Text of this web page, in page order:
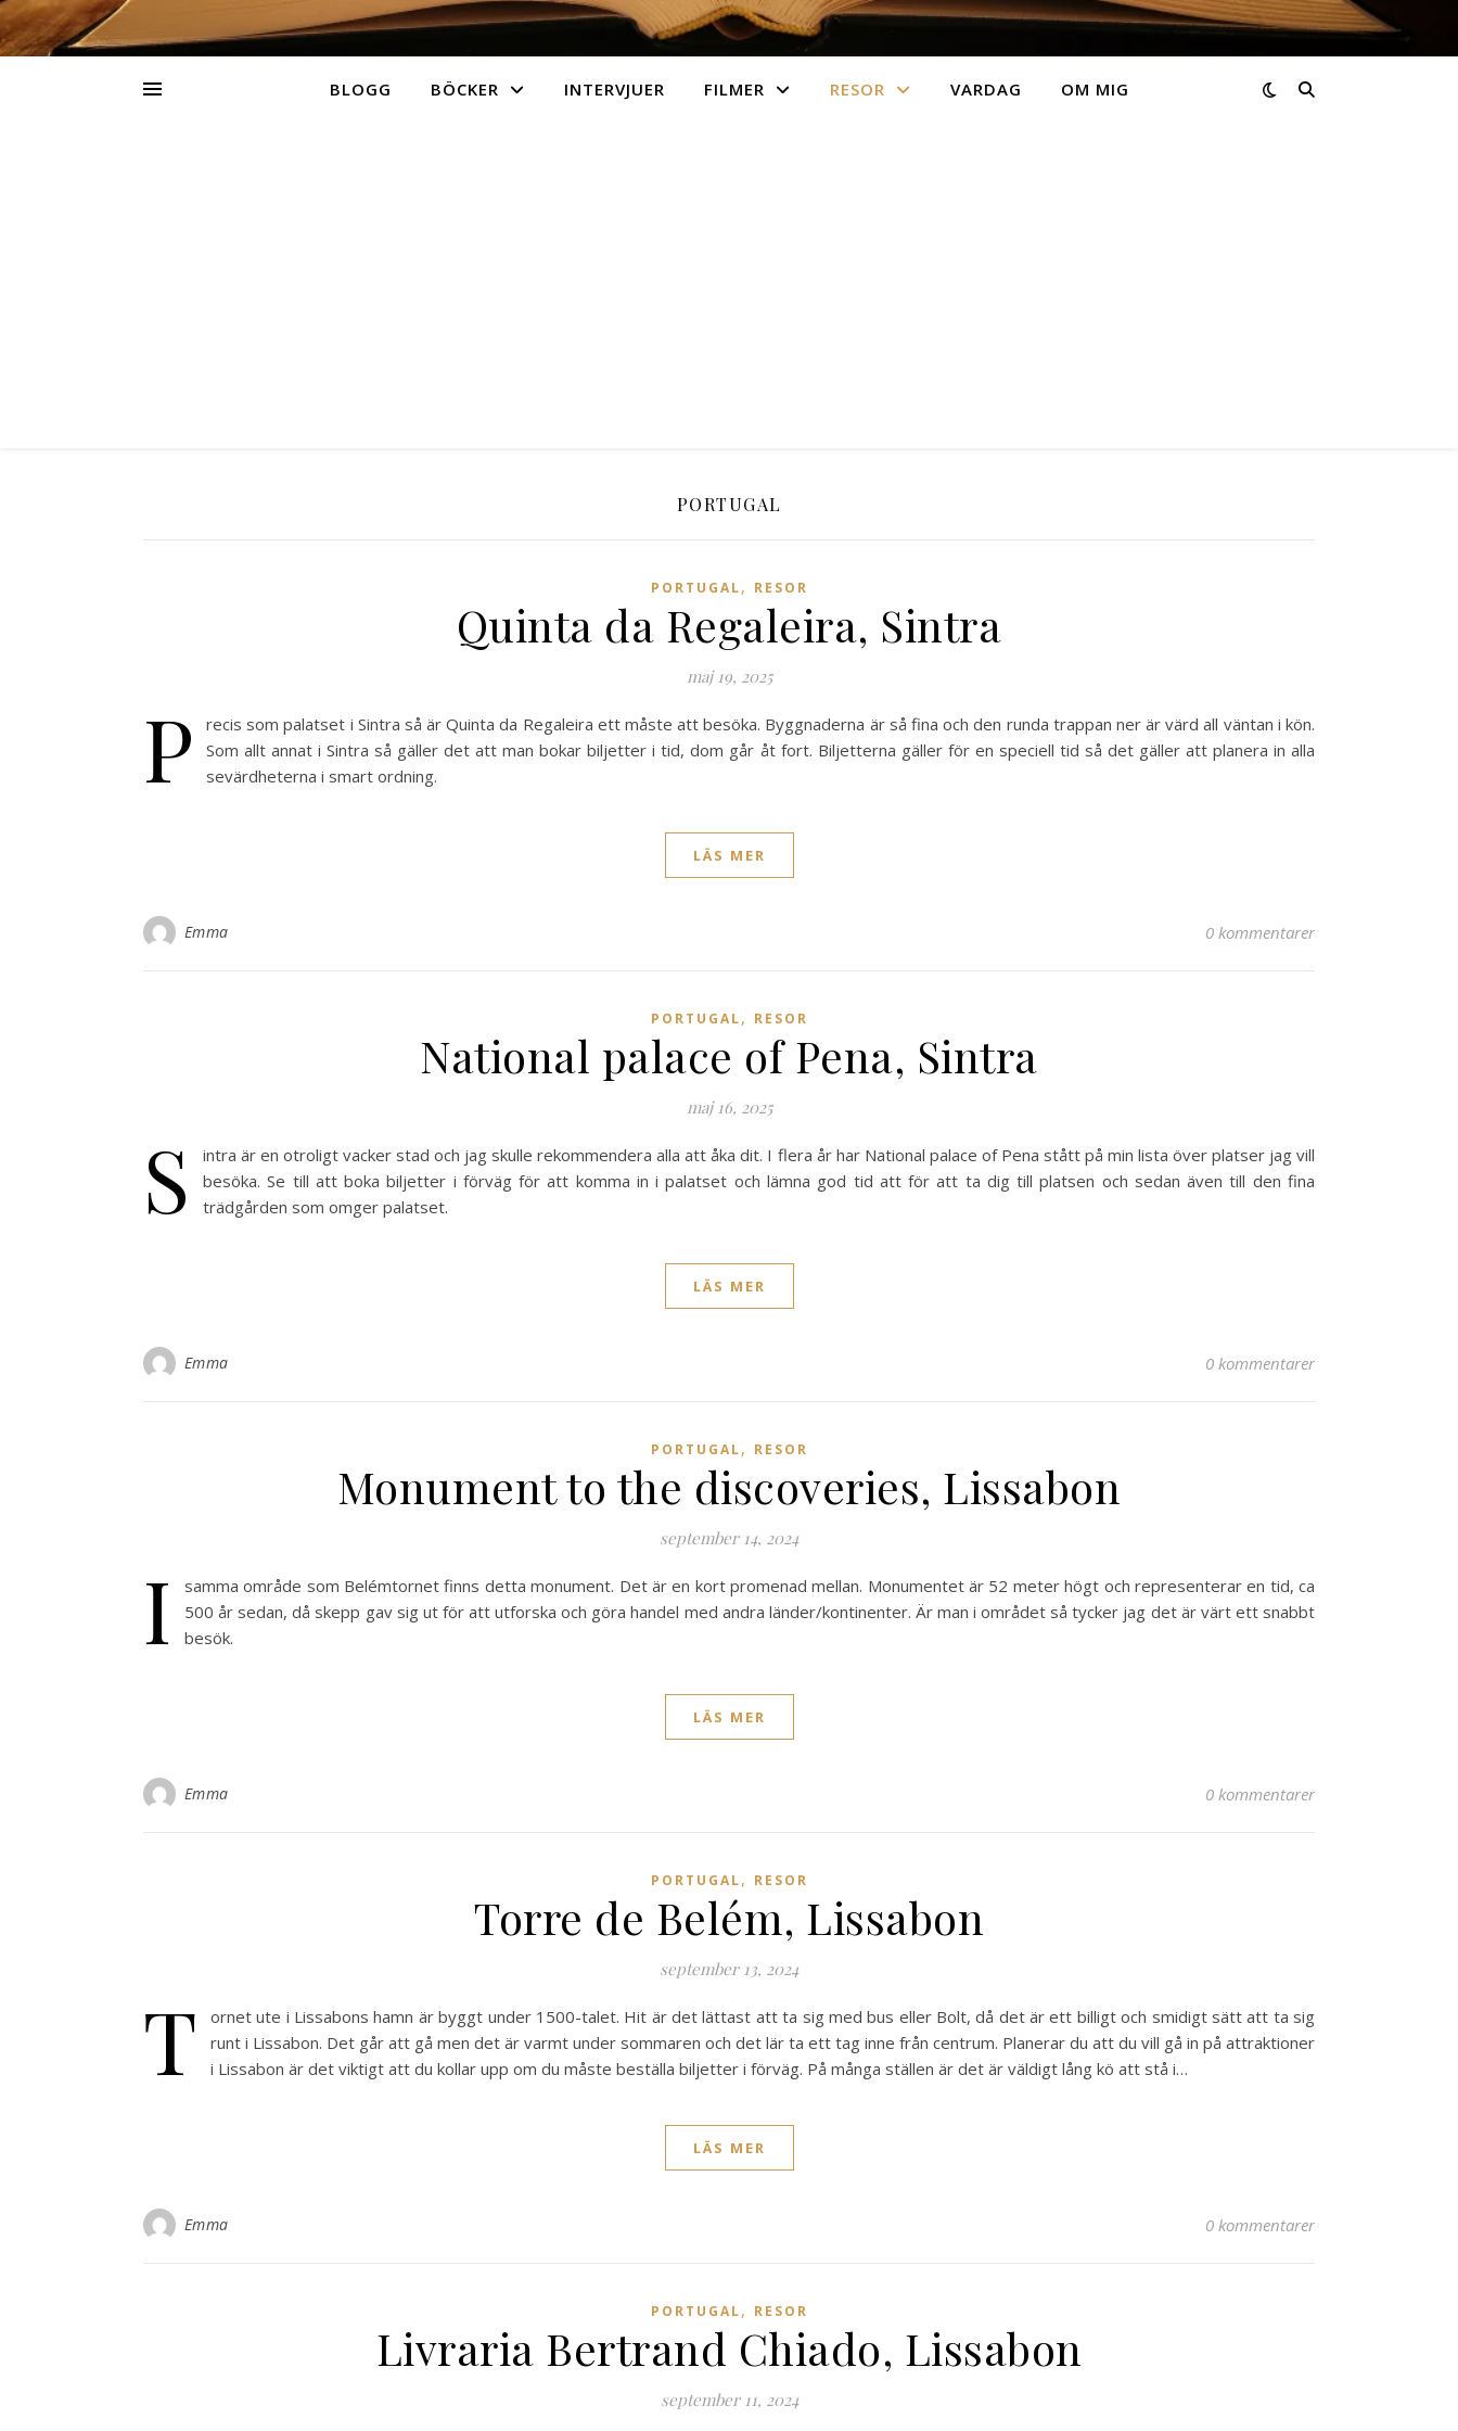
BLOGG BÖCKER INTERVJUER FILMER RESOR VARDAG OM MIG
PORTUGAL
PORTUGAL, RESOR
Quinta da Regaleira, Sintra
maj 19, 2025
P
recis som palatset i Sintra så är Quinta da Regaleira ett måste att besöka. Byggnaderna är så fina och den runda trappan ner är värd all väntan i kön.
Som allt annat i Sintra så gäller det att man bokar biljetter i tid, dom går åt fort. Biljetterna gäller för en speciell tid så det gäller att planera in alla
sevärdheterna i smart ordning.
LÄS MER
Emma 0 kommentarer
PORTUGAL, RESOR
National palace of Pena, Sintra
maj 16, 2025
S
intra är en otroligt vacker stad och jag skulle rekommendera alla att åka dit. I flera år har National palace of Pena stått på min lista över platser jag vill
besöka. Se till att boka biljetter i förväg för att komma in i palatset och lämna god tid att för att ta dig till platsen och sedan även till den fina
trädgården som omger palatset.
LÄS MER
Emma 0 kommentarer
PORTUGAL, RESOR
Monument to the discoveries, Lissabon
september 14, 2024
I
samma område som Belémtornet finns detta monument. Det är en kort promenad mellan. Monumentet är 52 meter högt och representerar en tid, ca
500 år sedan, då skepp gav sig ut för att utforska och göra handel med andra länder/kontinenter. Är man i området så tycker jag det är värt ett snabbt
besök.
LÄS MER
Emma 0 kommentarer
PORTUGAL, RESOR
Torre de Belém, Lissabon
september 13, 2024
T
ornet ute i Lissabons hamn är byggt under 1500-talet. Hit är det lättast att ta sig med bus eller Bolt, då det är ett billigt och smidigt sätt att ta sig
runt i Lissabon. Det går att gå men det är varmt under sommaren och det lär ta ett tag inne från centrum. Planerar du att du vill gå in på attraktioner
i Lissabon är det viktigt att du kollar upp om du måste beställa biljetter i förväg. På många ställen är det är väldigt lång kö att stå i…
LÄS MER
Emma 0 kommentarer
PORTUGAL, RESOR
Livraria Bertrand Chiado, Lissabon
september 11, 2024